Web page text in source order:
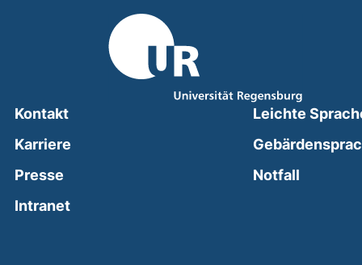
Kontakt
Karriere
Presse
Intranet(external link, opens in a new window)
Leichte
Notfall